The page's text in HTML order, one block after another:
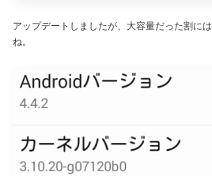
アップデートしましたが、大容量だった割に
ね。